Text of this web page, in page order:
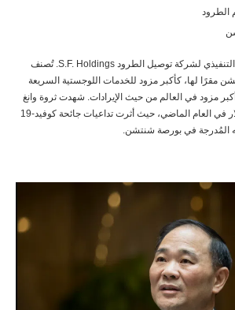
الطرود
وانغ هو المؤسس والرئيس التنفيذي لشركة توصيل الطرود S.F. Holdings. تُصنف
مقرًا لها، كأكبر مزود للخدمات اللوجستية السريعة
مزود في العالم من حيث الإيرادات. شهدت ثروة وانغ
انخفاضًا من 24.3 مليار دولار في العام الماضي، حيث أثرت تداعيات جائحة كوفيد-19
المُدرجة في بورصة شنتشن.